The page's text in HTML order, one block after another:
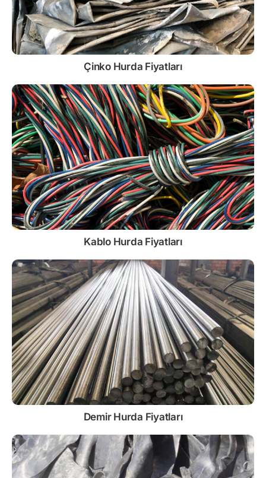
Çinko Hurda Fiyatları
Kablo Hurda Fiyatları
Demir Hurda Fiyatları